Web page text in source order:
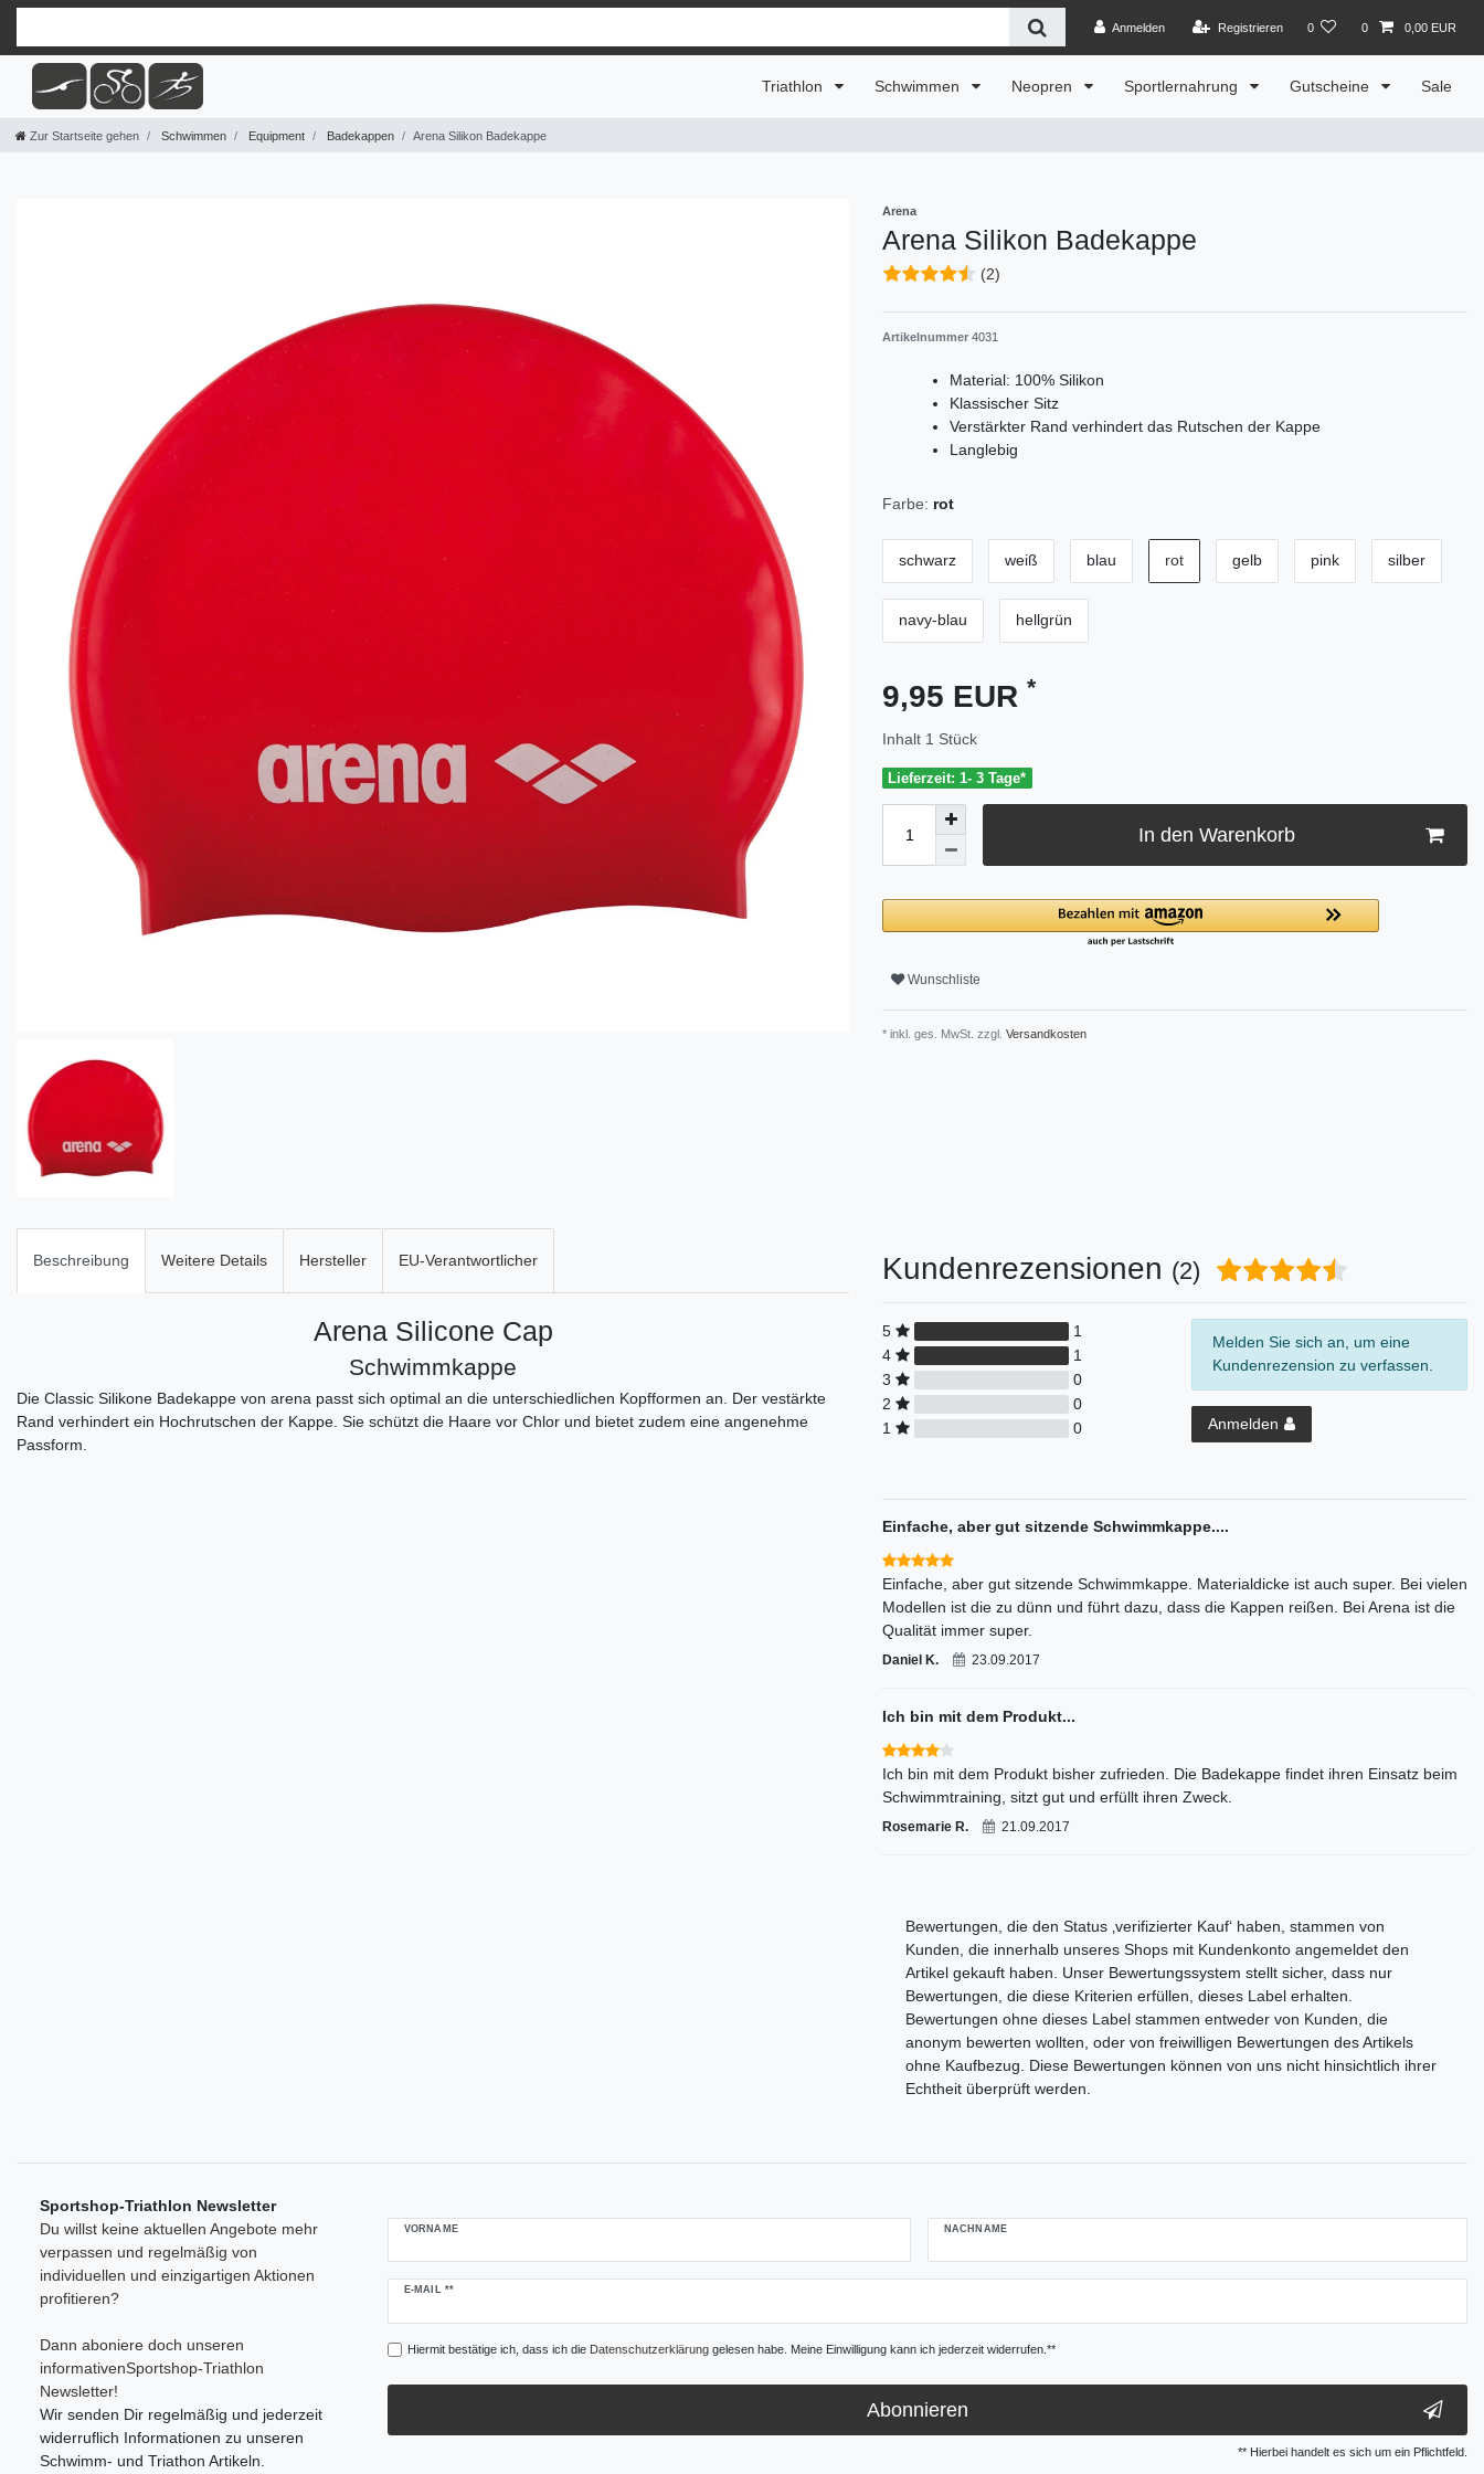
Anmelden Registrieren 0 0 0,00 EUR
Triathlon Schwimmen Neopren Sportlernahrung Gutscheine Sale
Zur Startseite gehen Schwimmen Equipment Badekappen Arena Silikon Badekappe
Arena
Arena Silikon Badekappe
(2)
Artikelnummer 4031
Material: 100% Silikon
Klassischer Sitz
Verstärkter Rand verhindert das Rutschen der Kappe
Langlebig
Farbe: rot
schwarz weiß blau rot gelb pink silber
navy-blau hellgrün
9,95 EUR *
Inhalt 1 Stück
Lieferzeit: 1- 3 Tage*
In den Warenkorb
Wunschliste
* inkl. ges. MwSt. zzgl. Versandkosten
Beschreibung Weitere Details Hersteller EU-Verantwortlicher
Arena Silicone Cap
Schwimmkappe
Die Classic Silikone Badekappe von arena passt sich optimal an die unterschiedlichen Kopfformen an. Der vestärkte
Rand verhindert ein Hochrutschen der Kappe. Sie schützt die Haare vor Chlor und bietet zudem eine angenehme
Passform.
Kundenrezensionen (2)
5
1
4
1
3
0
2
0
1
0
Melden Sie sich an, um eine
Kundenrezension zu verfassen.
Anmelden
Einfache, aber gut sitzende Schwimmkappe....
Einfache, aber gut sitzende Schwimmkappe. Materialdicke ist auch super. Bei vielen
Modellen ist die zu dünn und führt dazu, dass die Kappen reißen. Bei Arena ist die
Qualität immer super.
Daniel K. 23.09.2017
Ich bin mit dem Produkt...
Ich bin mit dem Produkt bisher zufrieden. Die Badekappe findet ihren Einsatz beim
Schwimmtraining, sitzt gut und erfüllt ihren Zweck.
Rosemarie R. 21.09.2017
Bewertungen, die den Status ‚verifizierter Kauf‘ haben, stammen von
Kunden, die innerhalb unseres Shops mit Kundenkonto angemeldet den
Artikel gekauft haben. Unser Bewertungssystem stellt sicher, dass nur
Bewertungen, die diese Kriterien erfüllen, dieses Label erhalten.
Bewertungen ohne dieses Label stammen entweder von Kunden, die
anonym bewerten wollten, oder von freiwilligen Bewertungen des Artikels
ohne Kaufbezug. Diese Bewertungen können von uns nicht hinsichtlich ihrer
Echtheit überprüft werden.
Sportshop-Triathlon Newsletter
Du willst keine aktuellen Angebote mehr
verpassen und regelmäßig von
individuellen und einzigartigen Aktionen
profitieren?
Dann aboniere doch unseren
informativenSportshop-Triathlon
Newsletter!
Wir senden Dir regelmäßig und jederzeit
widerruflich Informationen zu unseren
Schwimm- und Triathon Artikeln.
VORNAME NACHNAME
E-MAIL **
Newsletter
Hiermit bestätige ich, dass ich die Daten­schutz­erklärunggelesen habe. Meine Einwilligung kann ich jederzeit widerrufen.**
Abonnieren
** Hierbei handelt es sich um ein Pflichtfeld.